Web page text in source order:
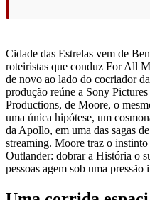
Cidade das Estrelas vem de
roteiristas que conduz For All
de novo ao lado do cocriador
produção reúne a Sony
Productions, de Moore, o
uma única hipótese, um
da Apollo, em uma das sagas
streaming. Moore traz o
Outlander: dobrar a História o
pessoas agem sob uma pressão